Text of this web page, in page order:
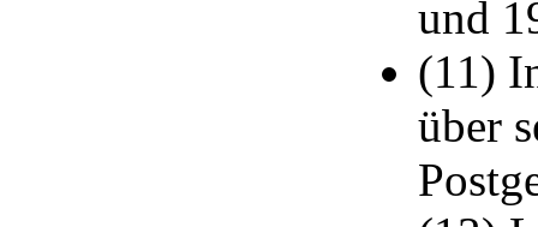
und
(11)
über